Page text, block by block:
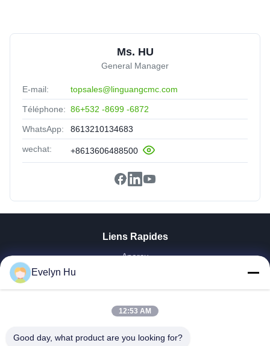
Ms. HU
General Manager
E-mail: topsales@linguangcmc.com
Téléphone: 86+532 -8699 -6872
WhatsApp: 8613210134683
wechat: +8613606488500
Liens Rapides
Aperçu
VR Show
A Propos De Nous
Visite D'usine
Contrôle De La Qualité
Evelyn Hu
12:53 AM
Good day, what product are you looking for?